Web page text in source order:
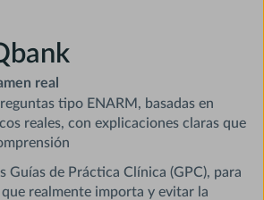
real
tipo ENARM, basadas en
reales, con explicaciones claras que
Guías de Práctica Clínica (GPC), para
realmente importa y evitar la